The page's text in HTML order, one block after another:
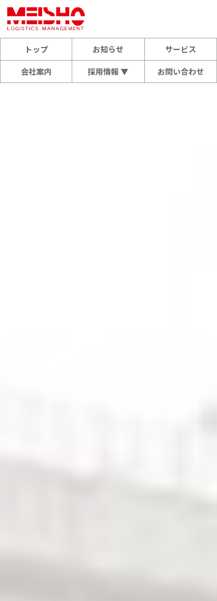
トップ お知らせ サービス
会社案内 採用情報 ▼ お問い合わせ